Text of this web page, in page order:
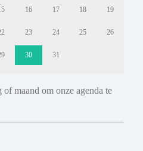
16 17 18 19
23 24 25 26
30 31
of maand om onze agenda te